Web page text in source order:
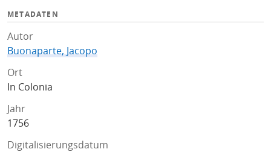
METADATEN
Autor
Buonaparte, Jacopo
Ort
In Colonia
Jahr
1756
Digitalisierungsdatum